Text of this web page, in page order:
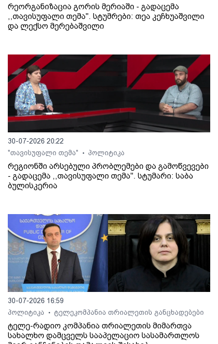
რეორგანიზაცია გორის მერიაში - გადაცემა
,,თავისუფალი თემა". სტუმრები: თეა კეჩხუაშვილი
და ლექსო მერებაშვილი
30-07-2026 20:22
"თავისუფალი თემა"
• პოლიტიკა
რეგიონში არსებული პრობლემები და გამოწვევები
- გადაცემა ,,თავისუფალი თემა". სტუმარი: საბა
ბულისკერია
30-07-2026 16:59
პოლიტიკა
• ტელეკომპანია თრიალეთის განცხადებები
ტელე-რადიო კომპანია თრიალეთის მიმართვა
სახალხო დამცველს სააპელაციო სასამართლოს